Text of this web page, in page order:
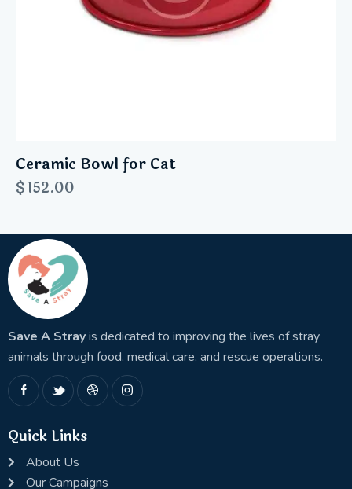
Ceramic Bowl for Cat
$152.00
Save A Strayis dedicated to improving the lives of stray
animals through food, medical care, and rescue operations.
Quick Links
About Us
Our Campaigns